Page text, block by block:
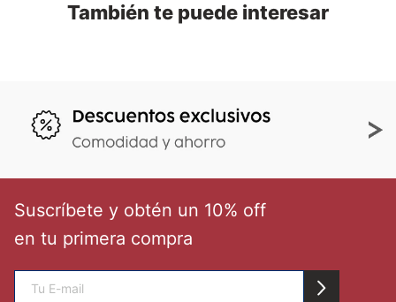
También te puede interesar
Suscríbete y obtén un 10% off
en tu primera compra